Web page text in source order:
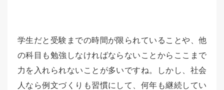
学生だと受験までの時間が限られていることや、他
の科目も勉強しなければならないことからここまで
力を入れられないことが多いですね。しかし、社会
人なら例文づくりも習慣にして、何年も継続してい